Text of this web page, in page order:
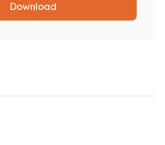
Download